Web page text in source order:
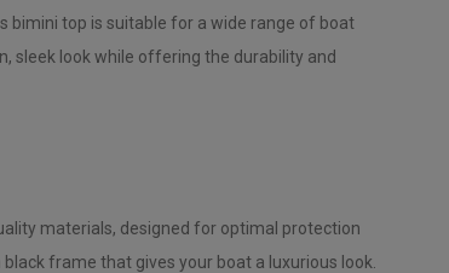
bimini top is suitable for a wide range of boat
sleek look while offering the durability and
materials, designed for optimal protection
frame that gives your boat a luxurious look.